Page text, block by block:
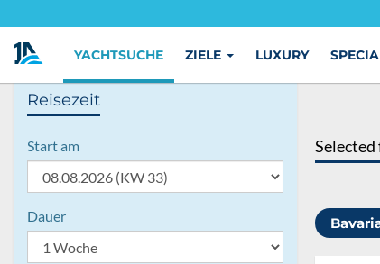
YACHTSUCHE ZIELE LUXURY
Reisezeit
Start am
Dauer